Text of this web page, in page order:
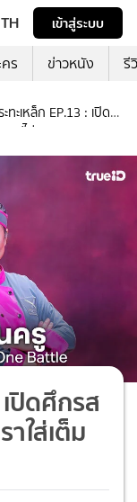
TH
เข้าสู่ระบบ
ร ข่าวหนัง รี
ทะเหล็ก EP.13 : เปิด
ชฟไก่
ปิดศึกรส
ใส่เต็ม